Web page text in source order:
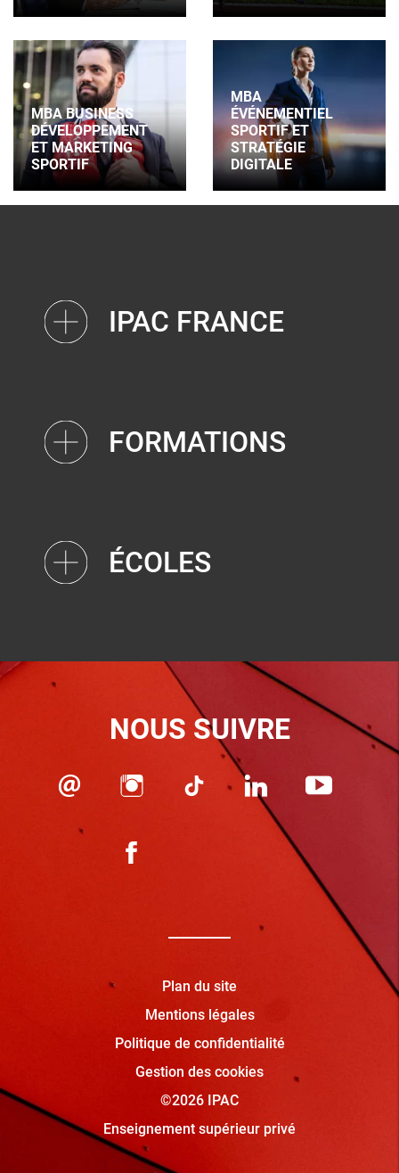
MBA BUSINESS
DÉVELOPPEMENT
ET MARKETING
SPORTIF
MBA
ÉVÉNEMENTIEL
SPORTIF ET
STRATÉGIE
DIGITALE
IPAC FRANCE
FORMATIONS
ÉCOLES
NOUS SUIVRE
Plan du site
Mentions légales
Politique de confidentialité
Gestion des cookies
©2026 IPAC
Enseignement supérieur privé